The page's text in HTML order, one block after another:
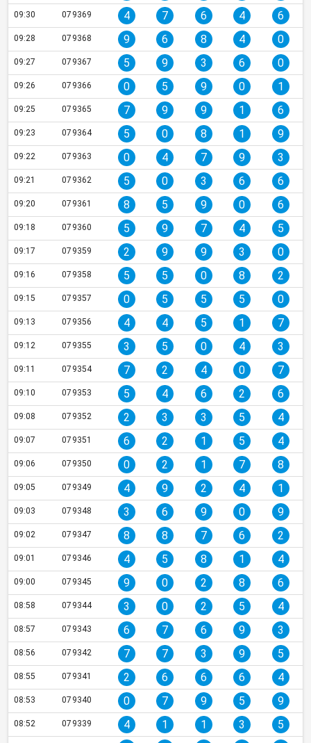
09:30 079369 4 7 6 4 6
09:28 079368 9 6 8 4 0
09:27 079367 5 9 3 6 0
09:26 079366 0 5 9 0 1
09:25 079365 7 9 9 1 6
09:23 079364 5 0 8 1 9
09:22 079363 0 4 7 9 3
09:21 079362 5 0 3 6 6
09:20 079361 8 5 9 0 6
09:18 079360 5 9 7 4 5
09:17 079359 2 9 9 3 0
09:16 079358 5 5 0 8 2
09:15 079357 0 5 5 5 0
09:13 079356 4 4 5 1 7
09:12 079355 3 5 0 4 3
09:11 079354 7 2 4 0 7
09:10 079353 5 4 6 2 6
09:08 079352 2 3 3 5 4
09:07 079351 6 2 1 5 4
09:06 079350 0 2 1 7 8
09:05 079349 4 9 2 4 1
09:03 079348 3 6 9 0 9
09:02 079347 8 8 7 6 2
09:01 079346 4 5 8 1 4
09:00 079345 9 0 2 8 6
08:58 079344 3 0 2 5 4
08:57 079343 6 7 6 9 3
08:56 079342 7 7 3 9 5
08:55 079341 2 6 6 6 4
08:53 079340 0 7 9 5 9
08:52 079339 4 1 1 3 5